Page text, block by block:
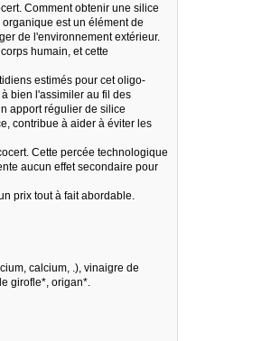
Comment obtenir une silice
est un élément de
de l'environnement extérieur.
humain, et cette
estimés pour cet oligo-
bien l'assimiler au fil des
apport régulier de silice
contribue à aider à éviter les
Cette percée technologique
aucun effet secondaire pour
prix tout à fait abordable.
calcium, .), vinaigre de
girofle*, origan*.